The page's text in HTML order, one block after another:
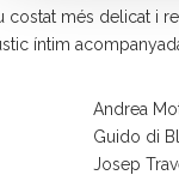
costat més delicat i
íntim
Andrea
Guido di
Josep